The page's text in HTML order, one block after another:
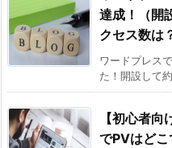
達成！（開
クセス数は
ワードプレス
た！開設して
【初心者
でPVはどこ